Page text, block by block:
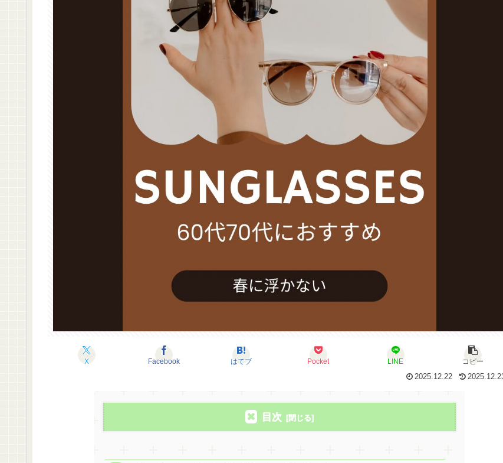
X Facebook はてブ Pocket LINE
コピー
2025.12.22
目次